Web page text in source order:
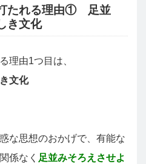
たれる理由① 足並
き文化
理由1つ目は、
文化
な思想のおかげで、有能な
係なく 足並みそろえさせよ